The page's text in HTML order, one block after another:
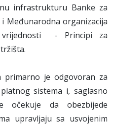
infrastrukturu Banke za
Međunarodna organizacija
- Principi za
primarno je odgovoran za
sistema i, saglasno
očekuje da obezbijede
upravljaju sa usvojenim